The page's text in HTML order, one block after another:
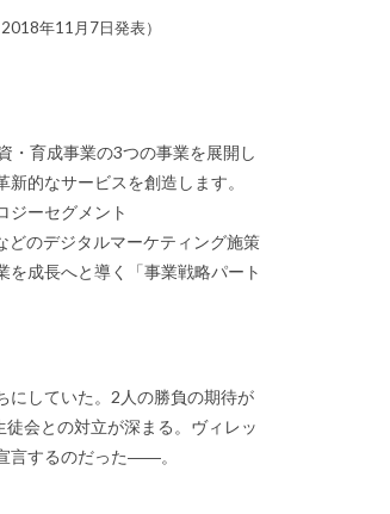
年11月7日発表）
・育成事業の3つの事業を展開し
的なサービスを創造します。
ジーセグメント
どのデジタルマーケティング施策
成長へと導く「事業戦略パート
にしていた。2人の勝負の期待が
会との対立が深まる。ヴィレッ
言するのだった――。